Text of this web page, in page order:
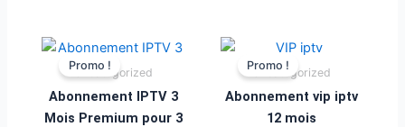
Promo !
Uncategorized
Abonnement IPTV 3
Mois Premium pour 3
Le
initial
était :
89,00 €.
Le
est :
65,00 €.
Promo !
Uncategorized
Abonnement vip iptv
12 mois
Le
prix
initial
était :
85,00 €.
est :
65,00 €.